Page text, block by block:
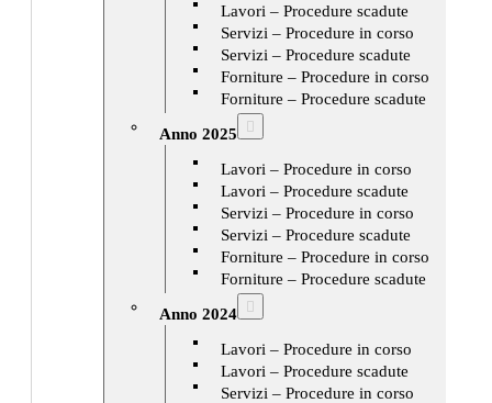
Lavori – Procedure scadute
Servizi – Procedure in corso
Servizi – Procedure scadute
Forniture – Procedure in corso
Forniture – Procedure scadute
Anno 2025
Lavori – Procedure in corso
Lavori – Procedure scadute
Servizi – Procedure in corso
Servizi – Procedure scadute
Forniture – Procedure in corso
Forniture – Procedure scadute
Anno 2024
Lavori – Procedure in corso
Lavori – Procedure scadute
Servizi – Procedure in corso